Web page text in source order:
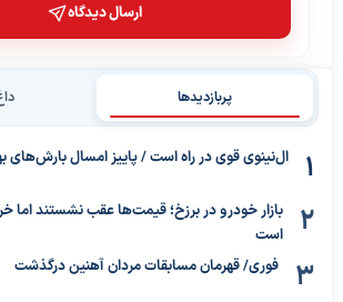
ارسال دیدگاه
پربازدیدها
ال‌نینوی قوی در راه است / پاییز امسال
بازار خودرو در برزخ؛ قیمت‌ها عقب نشستند اما
است
فوری/ قهرمان مسابقات مردان آهنین درگذشت